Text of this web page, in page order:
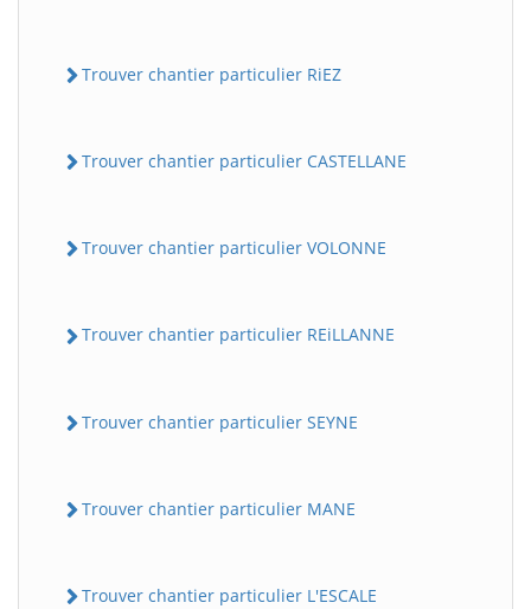
Trouver chantier particulier RiEZ
Trouver chantier particulier CASTELLANE
Trouver chantier particulier VOLONNE
Trouver chantier particulier REiLLANNE
Trouver chantier particulier SEYNE
Trouver chantier particulier MANE
Trouver chantier particulier L'ESCALE